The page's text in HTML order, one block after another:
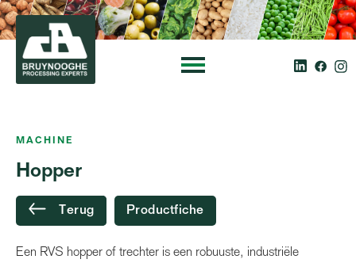
MACHINE
Hopper
Terug Productfiche
Een RVS hopper of trechter is een robuuste, industriële